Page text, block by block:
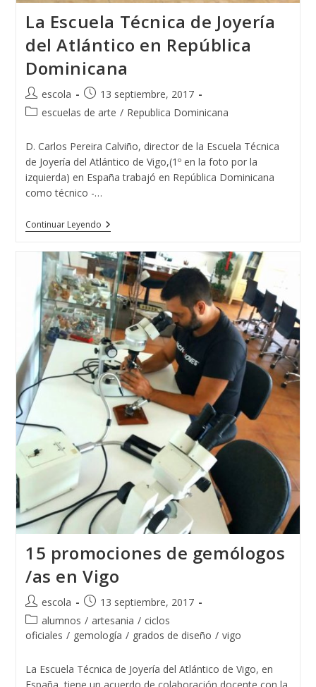
La Escuela Técnica de Joyería
del Atlántico en República
Dominicana
Autor
de
escola
Publicación
de
13 septiembre, 2017
Categoría
la
entrada:
escuelas de arte / Republica Dominicana
D. Carlos Pereira Calviño, director de la Escuela Técnica
de Joyería del Atlántico de Vigo,(1º en la foto por la
izquierda) en España trabajó en República Dominicana
como técnico -…
Continuar LeyendoLa
Escuela
De
Joyería
Del
Atlántico
En
República
Dominicana
15 promociones de gemólogos
/as en Vigo
Autor
de
la
escola
Publicación
de
la
entrada:
13 septiembre, 2017
Categoría
de
entrada:
alumnos / artesania / ciclos
oficiales / gemología / grados de diseño / vigo
La Escuela Técnica de Joyería del Atlántico de Vigo, en